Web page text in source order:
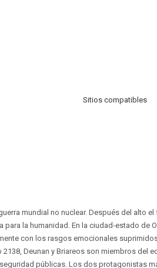
Sitios compatibles
mundial no nuclear. Después del alto el
la humanidad. En la ciudad-estado de
con los rasgos emocionales
Deunan y Briareos son miembros del
públicas. Los dos protagonistas